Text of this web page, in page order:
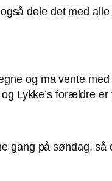
dele det med
og må vente
Lykke’s forældre er
gang på søndag,